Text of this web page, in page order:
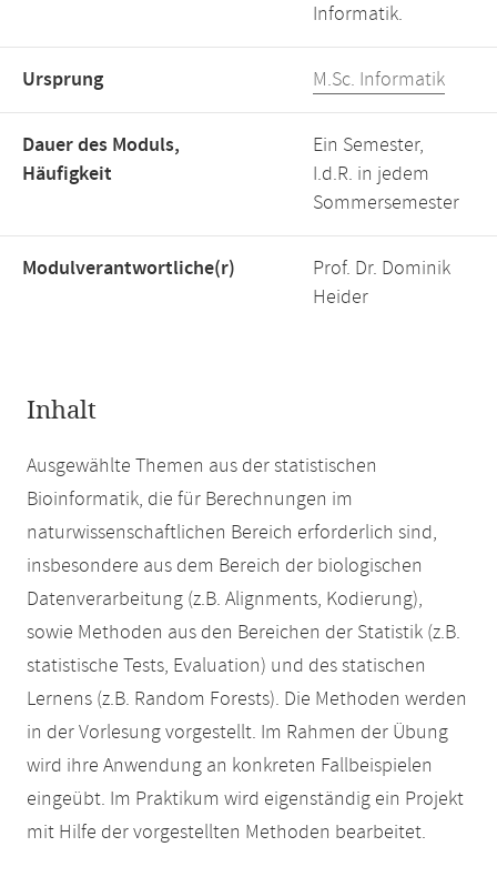
Informatik.
Ursprung M.Sc. Informatik
Dauer des Moduls,
Häufigkeit
Ein Semester,
I.d.R. in jedem
Sommersemester
Modulverantwortliche(r)
Prof. Dr. Dominik
Heider
Inhalt
Ausgewählte Themen aus der statistischen
Bioinformatik, die für Berechnungen im
naturwissenschaftlichen Bereich erforderlich sind,
insbesondere aus dem Bereich der biologischen
Datenverarbeitung (z.B. Alignments, Kodierung),
sowie Methoden aus den Bereichen der Statistik (z.B.
statistische Tests, Evaluation) und des statischen
Lernens (z.B. Random Forests). Die Methoden werden
in der Vorlesung vorgestellt. Im Rahmen der Übung
wird ihre Anwendung an konkreten Fallbeispielen
eingeübt. Im Praktikum wird eigenständig ein Projekt
mit Hilfe der vorgestellten Methoden bearbeitet.